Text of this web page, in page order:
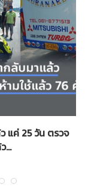
แค่ 25 วัน ตรวจ
...